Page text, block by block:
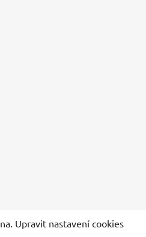
Upravit nastavení cookies